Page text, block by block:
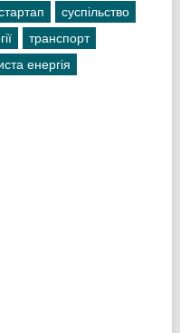
суспільство
транспорт
енергія